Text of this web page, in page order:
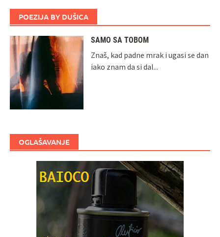
POEZIJA BY DUŠICA
SAMO SA TOBOM
Znaš, kad padne mrak i ugasi se dan
iako znam da si dal...
OGLAŠAVANJE